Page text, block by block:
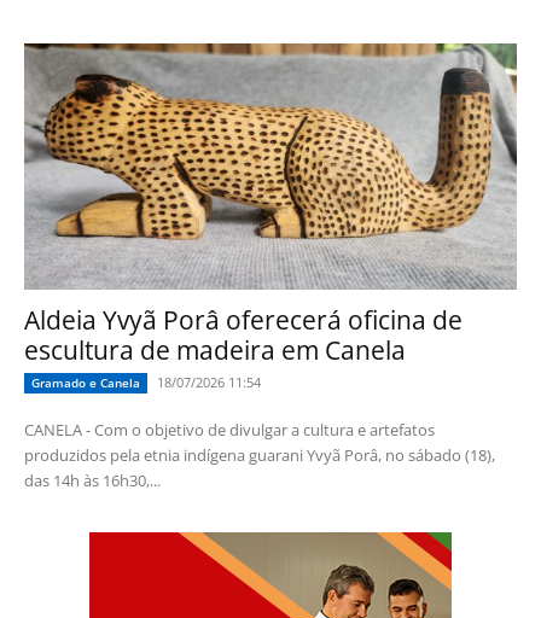
Aldeia Yvyã Porâ oferecerá oficina de
escultura de madeira em Canela
Gramado e Canela 18/07/2026 11:54
CANELA - Com o objetivo de divulgar a cultura e artefatos
produzidos pela etnia indígena guarani Yvyã Porâ, no sábado (18),
das 14h às 16h30,...